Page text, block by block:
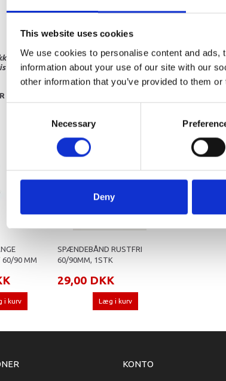
This website uses cookies
We use cookies to personalise content and
information about your use of our site with our
other information that you’ve provided to them
Necessary
Deny
store og hyppige prisændringer i markedet. Derfor kan
dette er tilfældet.
60/90 MM
i kurv
SPÆNDEBÅND RUSTFRI
60/90MM, 1STK
29,00 DKK
Læg i kurv
KONTO